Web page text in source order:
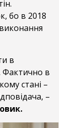
бо в 2018
в
Фактично в
стані –
–